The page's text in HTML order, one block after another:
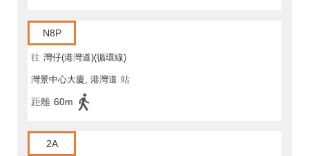
N8P
往 灣仔(港灣道)(循環線)
灣景中心大廈, 港灣道 站
距離 60m
2A